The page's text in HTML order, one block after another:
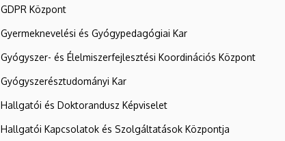
GDPR Központ
Gyermeknevelési és Gyógypedagógiai Kar
Gyógyszer- és Élelmiszerfejlesztési Koordinációs Központ
Gyógyszerésztudományi Kar
Hallgatói és Doktorandusz Képviselet
Hallgatói Kapcsolatok és Szolgáltatások Központja